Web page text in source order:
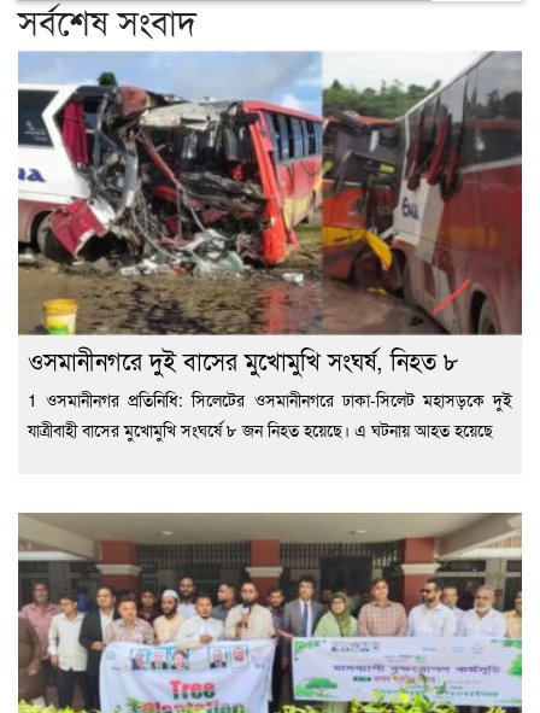
সর্বশেষ সংবাদ
ওসমানীনগরে দুই বাসের মুখোমুখি সংঘর্ষ, নিহত ৮
1 ওসমানীনগর প্রতিনিধি: সিলেটের ওসমানীনগরে ঢাকা-সিলেট মহাসড়কে দুই
যাত্রীবাহী বাসের মুখোমুখি সংঘর্ষে ৮ জন নিহত হয়েছে। এ ঘটনায় আহত হয়েছে